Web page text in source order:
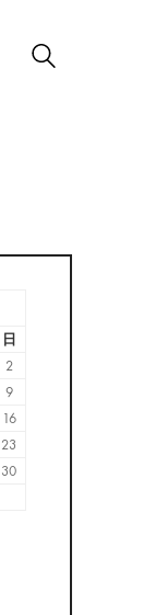
日
2
9
16
23
30